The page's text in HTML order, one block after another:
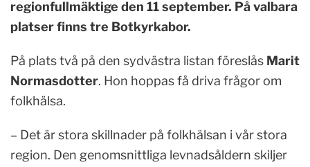
regionfullmäktige den 11 september. På valbara
platser finns tre Botkyrkabor.
På plats två på den sydvästra listan föreslås Marit
Normasdotter. Hon hoppas få driva frågor om
folkhälsa.
– Det är stora skillnader på folkhälsan i vår stora
region. Den genomsnittliga levnadsåldern skiljer